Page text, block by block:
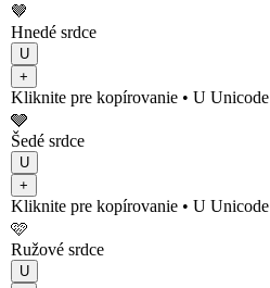
🤎
Hnedé srdce
U
+
Kliknite pre kopírovanie • U Unicode
🩶
Šedé srdce
U
+
Kliknite pre kopírovanie • U Unicode
🩷
Ružové srdce
U